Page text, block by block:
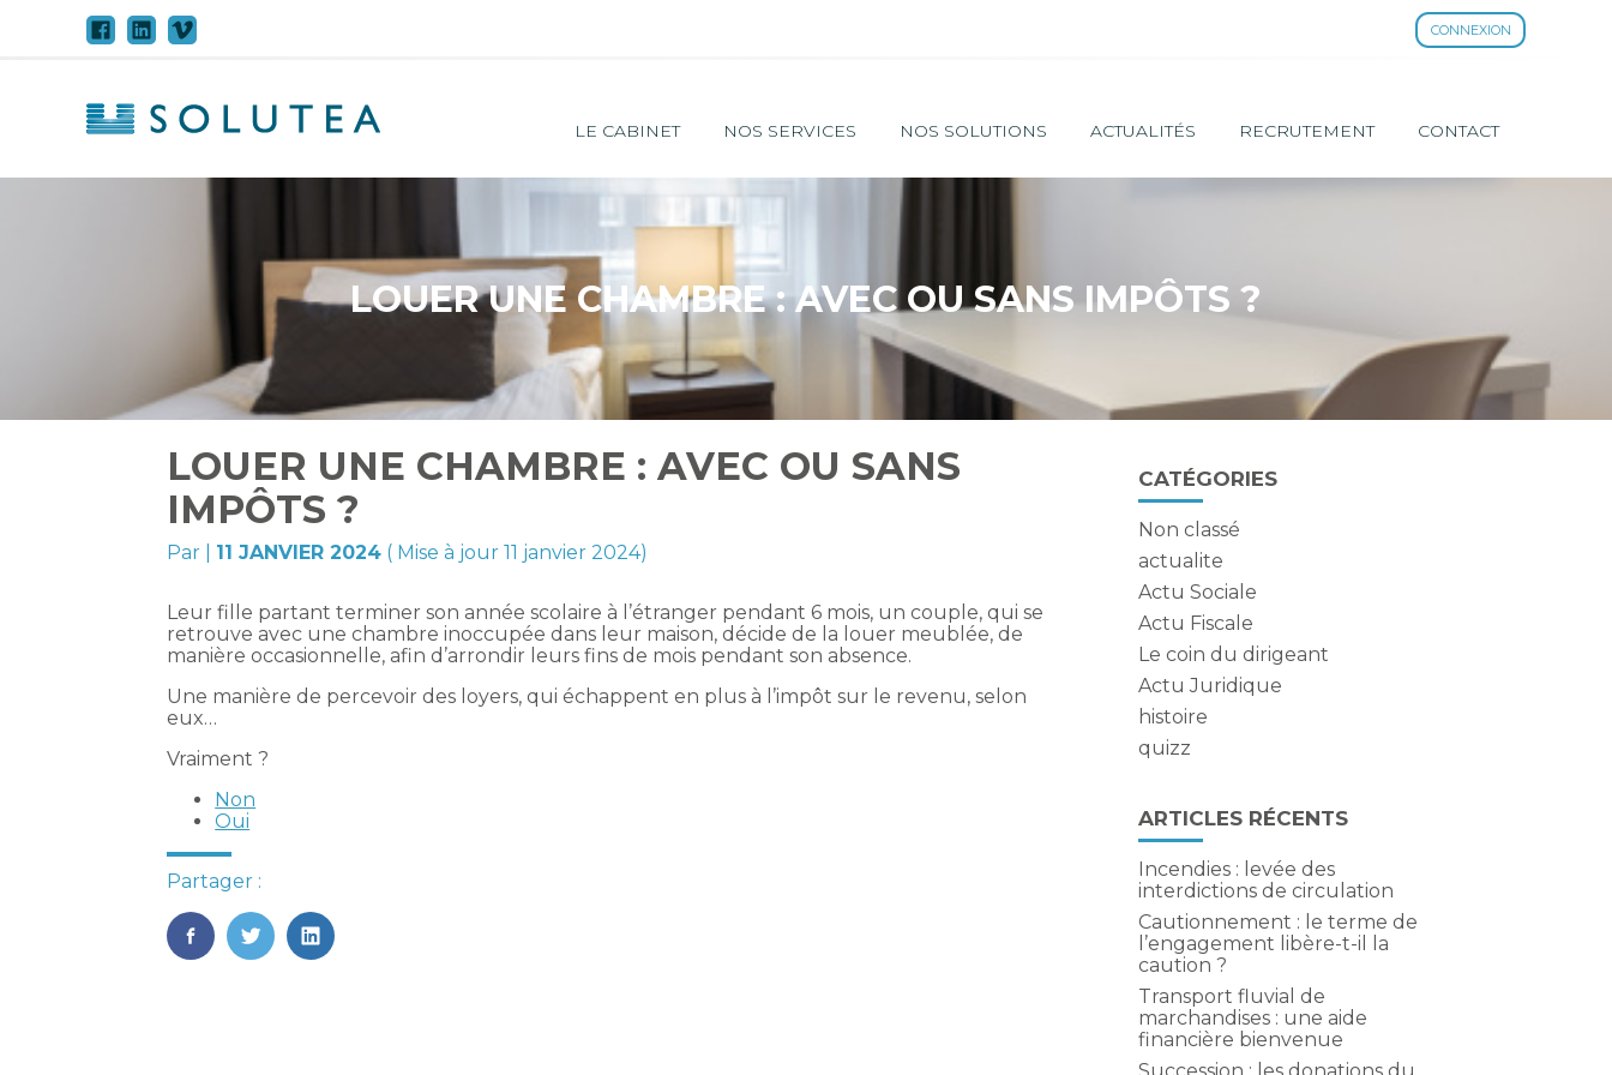
CONNEXION
au
Principal
LE CABINET NOS SERVICES NOS SOLUTIONS ACTUALITÉS RECRUTEMENT CONTACT
LOUER UNE CHAMBRE : AVEC OU SANS IMPÔTS ?
LOUER UNE CHAMBRE : AVEC OU SANS
IMPÔTS ?
Par 11 JANVIER 2024 ( Mise à jour 11 janvier 2024)
Leur fille partant terminer son année scolaire à l’étranger pendant 6 mois, un couple, qui se
retrouve avec une chambre inoccupée dans leur maison, décide de la louer meublée, de
manière occasionnelle, afin d’arrondir leurs fins de mois pendant son absence.
Une manière de percevoir des loyers, qui échappent en plus à l’impôt sur le revenu, selon
eux…
Vraiment ?
Non
Oui
Partager :
FaceBook
TwitterLinkedIn
Blog
sidebar
CATÉGORIES
Non classé
actualite
Actu Sociale
Actu Fiscale
Le coin du dirigeant
Actu Juridique
histoire
quizz
ARTICLES RÉCENTS
Incendies : levée des
interdictions de circulation
Cautionnement : le terme de
l’engagement libère-t-il la
caution ?
Transport fluvial de
marchandises : une aide
financière bienvenue